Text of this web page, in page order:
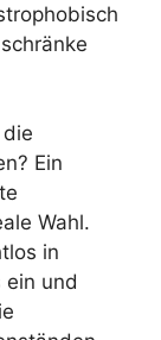
Ein
Wahl.
in
ein und